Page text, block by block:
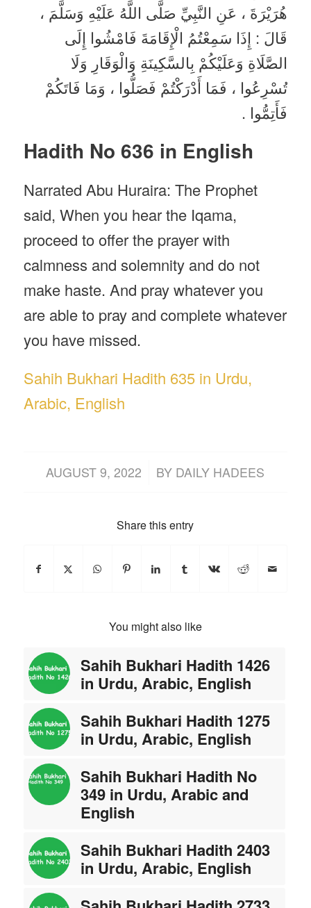
هُرَيْرَةَ ، عَنِ النَّبِيِّ صَلَّى اللَّهُ عَلَيْهِ وَسَلَّمَ ،
قَالَ : إِذَا سَمِعْتُمُ الْإِقَامَةَ فَامْشُوا إِلَى
الصَّلَاةِ وَعَلَيْكُمْ بِالسَّكِينَةِ وَالْوَقَارِ وَلَا
تُسْرِعُوا ، فَمَا أَدْرَكْتُمْ فَصَلُّوا ، وَمَا فَاتَكُمْ
فَأَتِمُّوا .
Hadith No 636 in English
Narrated Abu Huraira: The Prophet
said, When you hear the Iqama,
proceed to offer the prayer with
calmness and solemnity and do not
make haste. And pray whatever you
are able to pray and complete whatever
you have missed.
Sahih Bukhari Hadith 635 in Urdu,
Arabic, English
AUGUST 9, 2022
/ BY DAILY HADEES
Share this entry
You might also like
Sahih Bukhari Hadith 1426
in Urdu, Arabic, English
Sahih Bukhari Hadith 1275
in Urdu, Arabic, English
Sahih Bukhari Hadith No
349 in Urdu, Arabic and
English
Sahih Bukhari Hadith 2403
in Urdu, Arabic, English